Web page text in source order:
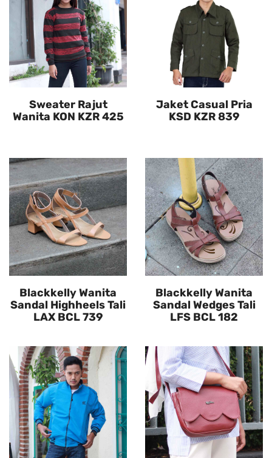
Sweater Rajut
Wanita KON KZR 425
Jaket Casual Pria
KSD KZR 839
Blackkelly Wanita
Sandal Highheels Tali
LAX BCL 739
Blackkelly Wanita
Sandal Wedges Tali
LFS BCL 182